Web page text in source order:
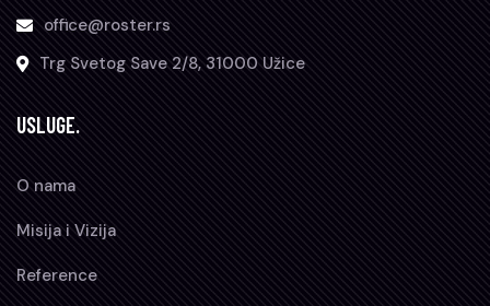
office@roster.rs
Trg Svetog Save 2/8, 31000 Užice
USLUGE.
O nama
Misija i Vizija
Reference